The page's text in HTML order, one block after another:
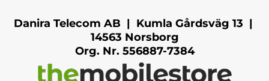
Lätt att montera
: PanzerGlass
: 5711724027505
: Svart
: iPhone 13 Mini
Danira Telecom AB | Kumla Gårdsväg 13 |
14563 Norsborg
Org. Nr. 556887-7384